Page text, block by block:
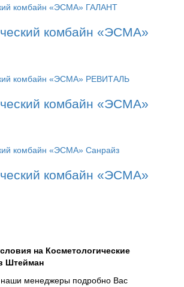
комбайн «ЭСМА»
комбайн «ЭСМА»
комбайн «ЭСМА»
на Косметологические
Штейман
менеджеры подробно Вас